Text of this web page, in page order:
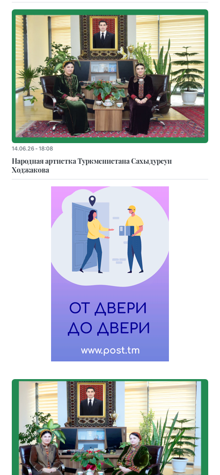
14.06.26 - 18:08
Народная артистка Туркменистана Сахыдурсун
Ходжакова